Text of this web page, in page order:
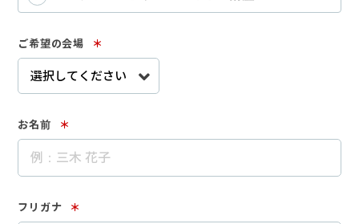
ご希望の会場 ＊
お名前 ＊
フリガナ ＊